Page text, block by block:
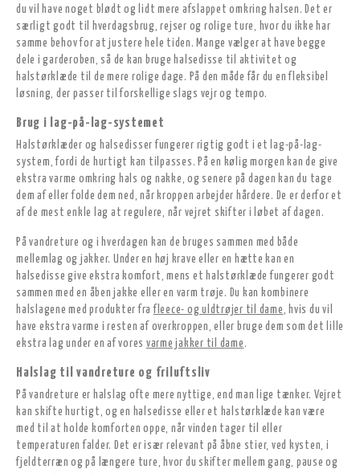
du vil have noget blødt og lidt mere afslappet omkring halsen. Det er
særligt godt til hverdagsbrug, rejser og rolige ture, hvor du ikke har
samme behov for at justere hele tiden. Mange vælger at have begge
dele i garderoben, så de kan bruge halsedisse til aktivitet og
halstørklæde til de mere rolige dage. På den måde får du en fleksibel
løsning, der passer til forskellige slags vejr og tempo.
Brug i lag-på-lag-systemet
Halstørklæder og halsedisser fungerer rigtig godt i et lag-på-lag-
system, fordi de hurtigt kan tilpasses. På en kølig morgen kan de give
ekstra varme omkring hals og nakke, og senere på dagen kan du tage
dem af eller folde dem ned, når kroppen arbejder hårdere. De er derfor et
af de mest enkle lag at regulere, når vejret skifter i løbet af dagen.
På vandreture og i hverdagen kan de bruges sammen med både
mellemlag og jakker. Under en høj krave eller en hætte kan en
halsedisse give ekstra komfort, mens et halstørklæde fungerer godt
sammen med en åben jakke eller en varm trøje. Du kan kombinere
halslagene med produkter frafleece- og uldtrøjer til dame , hvis du vil
have ekstra varme i resten af overkroppen, eller bruge dem som det lille
ekstra lag under en af vores varme jakker til dame .
Halslag til vandreture og friluftsliv
På vandreture er halslag ofte mere nyttige, end man lige tænker. Vejret
kan skifte hurtigt, og en halsedisse eller et halstørklæde kan være
med til at holde komforten oppe, når vinden tager til eller
temperaturen falder. Det er især relevant på åbne stier, ved kysten, i
fjeldterræn og på længere ture, hvor du skifter mellem gang, pause og